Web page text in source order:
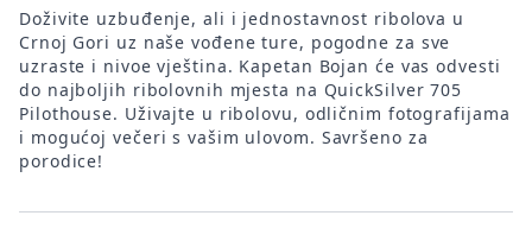
Doživite uzbuđenje, ali i jednostavnost ribolova u
Crnoj Gori uz naše vođene ture, pogodne za sve
uzraste i nivoe vještina. Kapetan Bojan će vas odvesti
do najboljih ribolovnih mjesta na QuickSilver 705
Pilothouse. Uživajte u ribolovu, odličnim fotografijama
i mogućoj večeri s vašim ulovom. Savršeno za
porodice!